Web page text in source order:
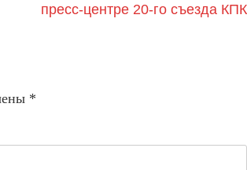
пресс-центре 20-го съезда КПК
*